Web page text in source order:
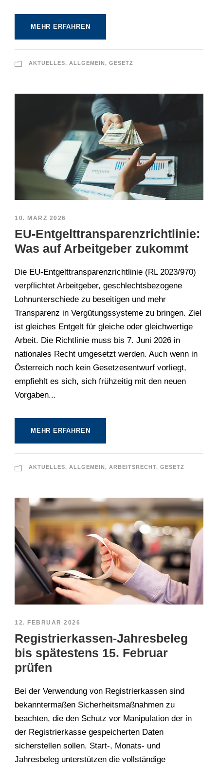
MEHR ERFAHREN
AKTUELLES, ALLGEMEIN , GESETZ
10. MÄRZ 2026
EU-Entgelttransparenzrichtlinie:
Was auf Arbeitgeber zukommt
Die EU-Entgelttransparenzrichtlinie (RL 2023/970)
verpflichtet Arbeitgeber, geschlechtsbezogene
Lohnunterschiede zu beseitigen und mehr
Transparenz in Vergütungssysteme zu bringen. Ziel
ist gleiches Entgelt für gleiche oder gleichwertige
Arbeit. Die Richtlinie muss bis 7. Juni 2026 in
nationales Recht umgesetzt werden. Auch wenn in
Österreich noch kein Gesetzesentwurf vorliegt,
empfiehlt es sich, sich frühzeitig mit den neuen
Vorgaben...
MEHR ERFAHREN
AKTUELLES, ALLGEMEIN , ARBEITSRECHT, GESETZ
12. FEBRUAR 2026
Registrierkassen-Jahresbeleg
bis spätestens 15. Februar
prüfen
Bei der Verwendung von Registrierkassen sind
bekanntermaßen Sicherheitsmaßnahmen zu
beachten, die den Schutz vor Manipulation der in
der Registrierkasse gespeicherten Daten
sicherstellen sollen. Start-, Monats- und
Jahresbeleg unterstützen die vollständige